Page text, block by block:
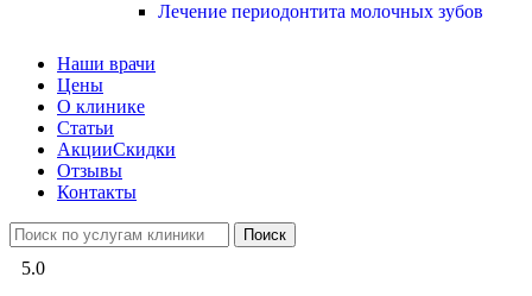
Лечение периодонтита молочных зубов
Наши врачи
Цены
О клинике
Статьи
АкцииСкидки
Отзывы
Контакты
Поиск
5.0